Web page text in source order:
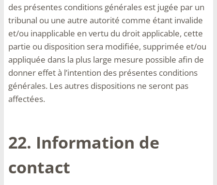
des présentes conditions générales est jugée par un
tribunal ou une autre autorité comme étant invalide
et/ou inapplicable en vertu du droit applicable, cette
partie ou disposition sera modifiée, supprimée et/ou
appliquée dans la plus large mesure possible afin de
donner effet à l’intention des présentes conditions
générales. Les autres dispositions ne seront pas
affectées.
22. Information de
contact